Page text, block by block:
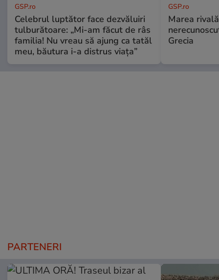
GSP.ro
Celebrul luptător face dezvăluiri
tulburătoare: „Mi-am făcut de râs
familia! Nu vreau să ajung ca tatăl
meu, băutura i-a distrus viața”
GSP.ro
Marea
Grecia
PARTENERI